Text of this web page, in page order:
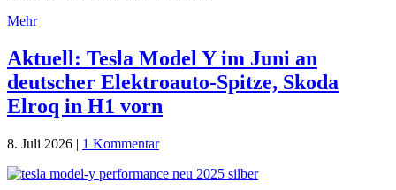
Mehr
Aktuell: Tesla Model Y im Juni an
deutscher Elektroauto-Spitze, Skoda
Elroq in H1 vorn
8. Juli 2026 | 1 Kommentar